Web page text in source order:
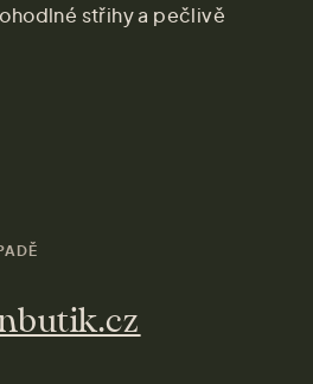
střihy a pečlivě